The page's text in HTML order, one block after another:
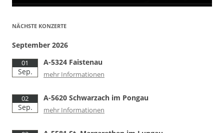
NÄCHSTE KONZERTE
September 2026
01
Sep.
A-5324 Faistenau
mehr Informationen
02
Sep.
A-5620 Schwarzach im Pongau
mehr Informationen